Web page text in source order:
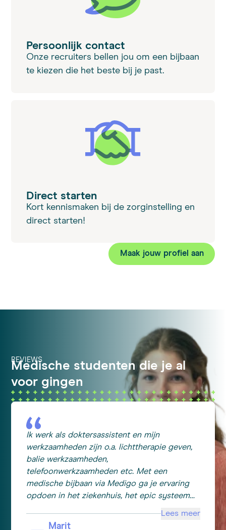
Persoonlijk contact
Onze recruiters bellen jou om een bijbaan
te kiezen die het beste bij je past.
Direct starten
Kort kennismaken bij de zorginstelling en
direct starten!
Maak jouw profiel aan
REVIEWS
Medische studenten die je al
voor gingen
Ik werk als doktersassistent en mijn
werkzaamheden zijn o.a. lichttherapie geven,
balie werkzaamheden,
telefoonwerkzaamheden etc. Met een
medische bijbaan via Medigo ga je ervaring
opdoen in het ziekenhuis, het epic systeem
ziekenhuis bent kan je goed zien hoe
Lees meer
Marit